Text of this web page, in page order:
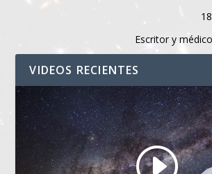
Escritor y
VIDEOS RECIENTES